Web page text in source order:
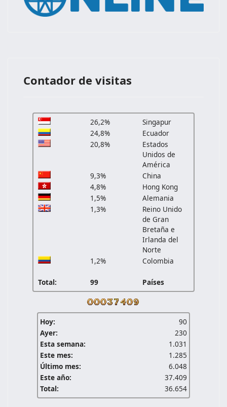
Contador de visitas
26,2%
Singapur
24,8%
Ecuador
20,8%
Estados
Unidos de
América
9,3%
China
4,8%
Hong Kong
1,5%
Alemania
1,3%
Reino Unido
de Gran
Bretaña e
Irlanda del
Norte
1,2%
Colombia
Total: 99 Países
Hoy:
90
Ayer:
230
Esta semana:
1.031
Este mes:
1.285
Último mes:
6.048
Este año:
37.409
Total:
36.654